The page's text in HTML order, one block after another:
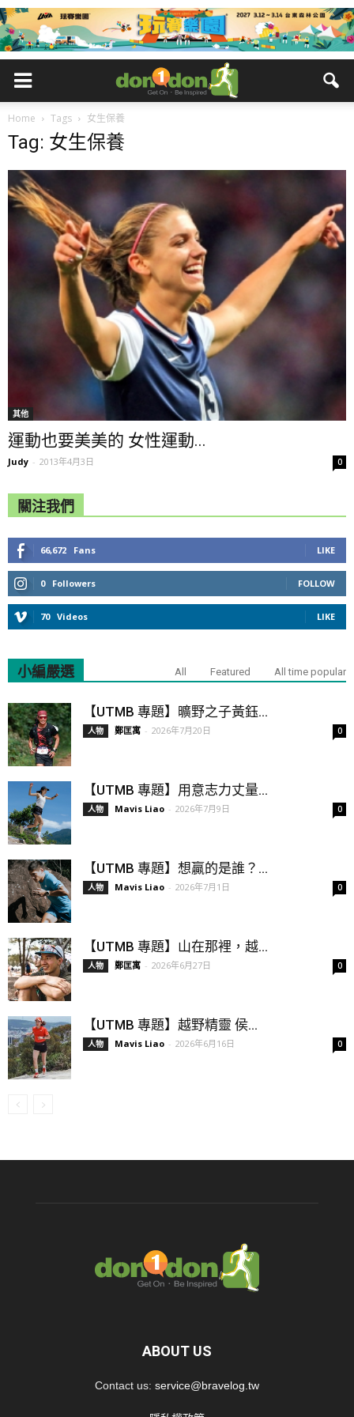
Home Tags 女生保養
Tag: 女生保養
其他
運動也要美美的 女性運動...
Judy - 2013年4月3日 0
關注我們
66,672 Fans LIKE
0 Followers FOLLOW
70 Videos LIKE
小編嚴選 All Featured All time popular
【UTMB 專題】曠野之子黃鈺...
人物 鄭匡寓 - 2026年7月20日 0
【UTMB 專題】用意志力丈量...
人物 Mavis Liao - 2026年7月9日 0
【UTMB 專題】想贏的是誰？...
人物 Mavis Liao - 2026年7月1日 0
【UTMB 專題】山在那裡，越...
人物 鄭匡寓 - 2026年6月27日 0
【UTMB 專題】越野精靈 侯...
人物 Mavis Liao - 2026年6月16日 0
ABOUT US
Contact us: service@bravelog.tw